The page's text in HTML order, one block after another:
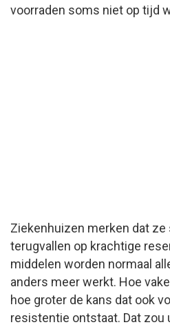
voorraden soms niet op tijd
Ziekenhuizen merken dat
terugvallen op krachtige
middelen worden normaal
anders meer werkt. Hoe
hoe groter de kans dat ook
resistentie ontstaat. Dat zou